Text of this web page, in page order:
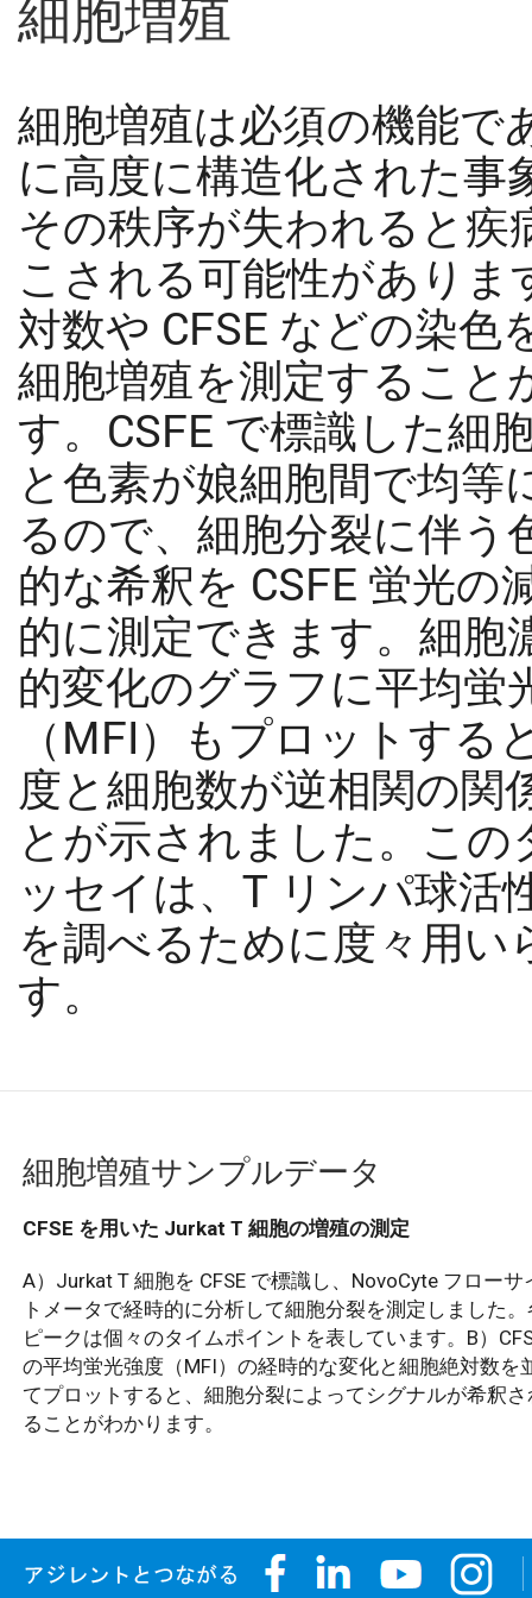
細胞増殖
細胞増殖は必須の機能で
に高度に構造化された事
その秩序が失われると疾
こされる可能性がありま
対数や CFSE などの染色
細胞増殖を測定すること
す。CSFE で標識した細
と色素が娘細胞間で均等
るので、細胞分裂に伴う
的な希釈を CSFE 蛍光の
的に測定できます。細胞
的変化のグラフに平均蛍
（MFI）もプロットする
度と細胞数が逆相関の関
とが示されました。この
ッセイは、T リンパ球活
を調べるために度々用い
す。
細胞増殖サンプルデータ
CFSE を用いた Jurkat T 細胞の増殖の測定
A）Jurkat T 細胞を CFSE で標識し、NovoCyte フローサ
トメータで経時的に分析して細胞分裂を測定しました。
ピークは個々のタイムポイントを表しています。B）
の平均蛍光強度（MFI）の経時的な変化と細胞絶対数を
てプロットすると、細胞分裂によってシグナルが希釈さ
ることがわかります。